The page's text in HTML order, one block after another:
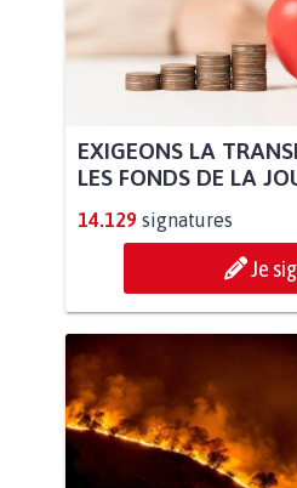
EXIGEONS LA
LES FONDS DE LA
14.129 signatures
Je